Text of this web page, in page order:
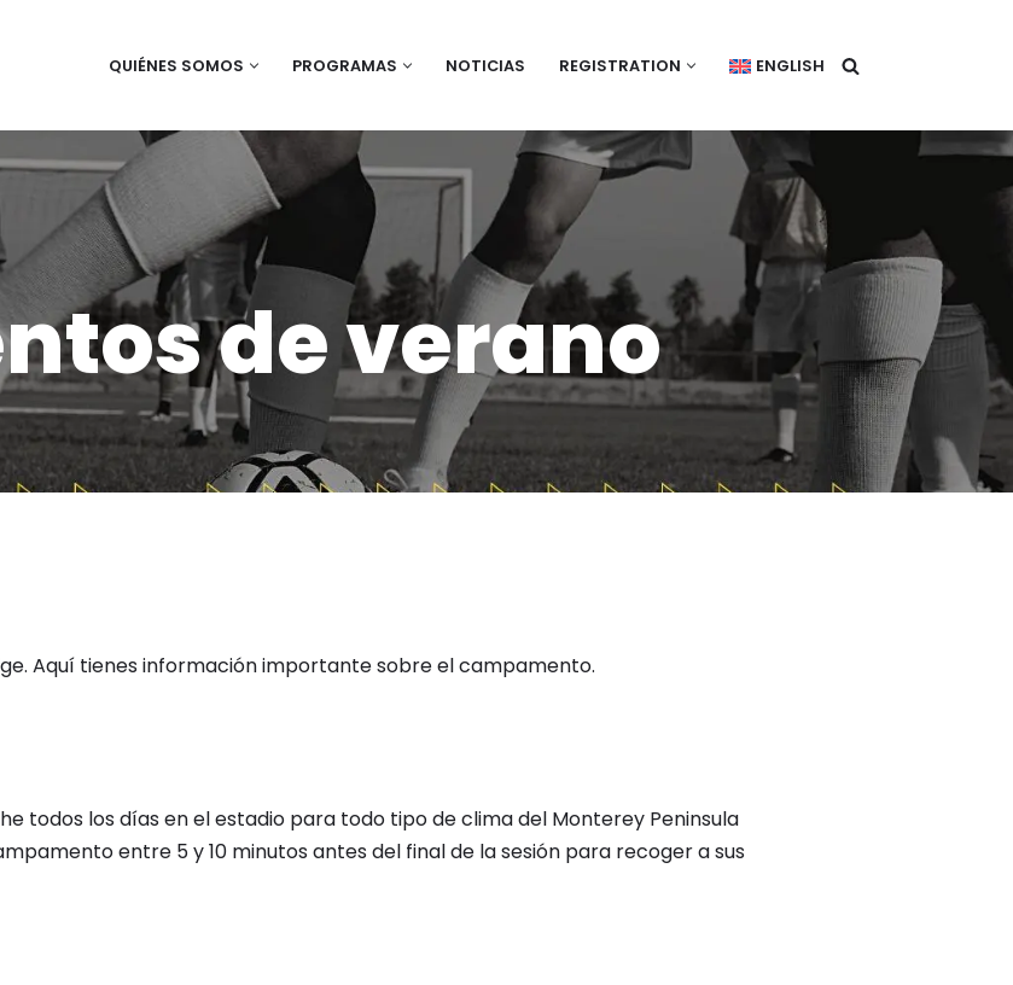
QUIÉNES SOMOS PROGRAMAS NOTICIAS REGISTRATION ENGLISH
de verano
Aquí tienes información importante sobre el campamento.
todos los días en el estadio para todo tipo de clima del Monterey Peninsula
entre 5 y 10 minutos antes del final de la sesión para recoger a sus